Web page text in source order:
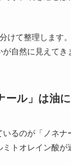
けて整理します
自然に見えてき
ール」は油
るのが「ノネ
トオレイン酸